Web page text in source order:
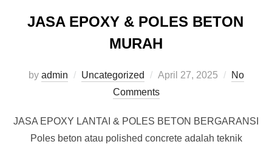
JASA EPOXY & POLES BETON
MURAH
by admin Uncategorized
Posted
on
April 27, 2025
No
Comments
JASA EPOXY LANTAI & POLES BETON BERGARANSI
Poles beton atau polished concrete adalah teknik